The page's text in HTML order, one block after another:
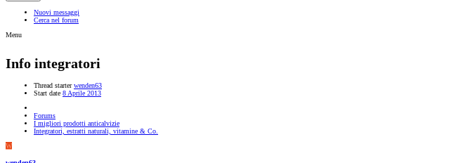
Nuovi messaggi
Cerca nel forum
Menu
Info integratori
Thread starter wenden63
Start date 8 Aprile 2013
Forums
I migliori prodotti anticalvizie
Integratori, estratti naturali, vitamine & Co.
W